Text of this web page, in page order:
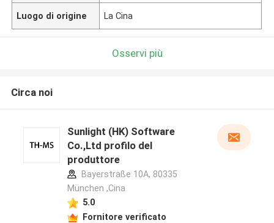
Luogo di origine La Cina
Osservi più
Circa noi
Sunlight (HK) Software
Co.,Ltd profilo del
produttore
Bayerstraße 10A, 80335
München ,Cina
5.0
Fornitore verificato